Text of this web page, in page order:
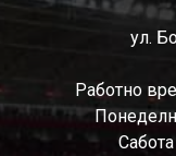
ул.
Работно